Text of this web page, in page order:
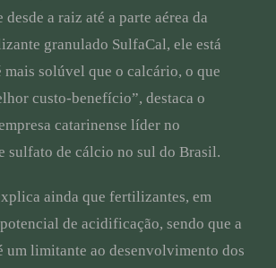
a raiz até a parte aérea da
granulado SulfaCal, ele está
mais solúvel que o calcário, o que
custo-benefício”, destaca o
catarinense líder no
sulfato de cálcio no sul do Brasil.
ainda que fertilizantes, em
de acidificação, sendo que a
um limitante ao desenvolvimento dos